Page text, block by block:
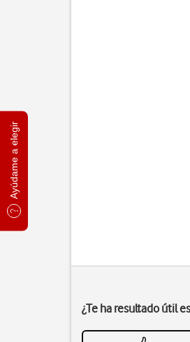
Ayúdame a elegir
¿Te ha resultado útil